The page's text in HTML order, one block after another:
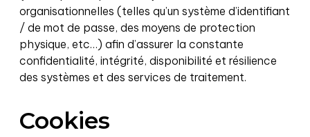
organisationnelles (telles qu’un système d’identifiant
/ de mot de passe, des moyens de protection
physique, etc…) afin d’assurer la constante
confidentialité, intégrité, disponibilité et résilience
des systèmes et des services de traitement.
Cookies